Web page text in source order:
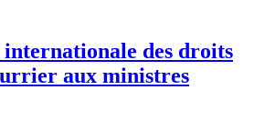
des droits
aux ministres